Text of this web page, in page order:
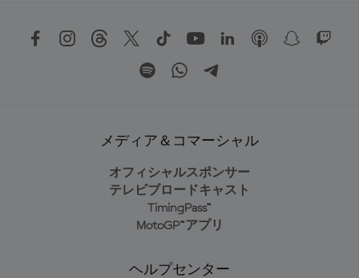
メディア＆コマーシャル
オフィシャルスポンサー
テレビブロードキャスト
TimingPass™
MotoGP™アプリ
ヘルプセンター